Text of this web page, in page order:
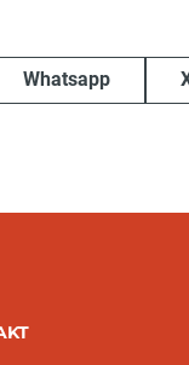
Whatsapp